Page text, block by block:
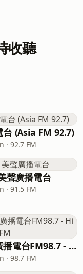
收聽
台 (Asia FM 92.7)
· 92.7 FM
聲廣播電台
· 91.5 FM
風城廣播電台FM98.7 - Hi Radio FM
· 98.7 FM